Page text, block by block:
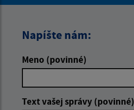
Napíšte nám:
Meno (povinné)
Text vašej správy (povinné)